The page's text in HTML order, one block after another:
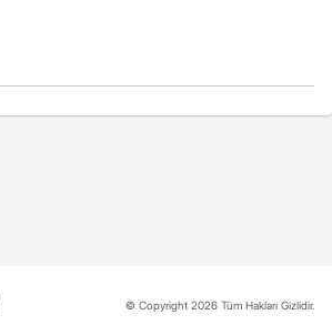
© Copyright 2026 Tüm Hakları Gizlidir.